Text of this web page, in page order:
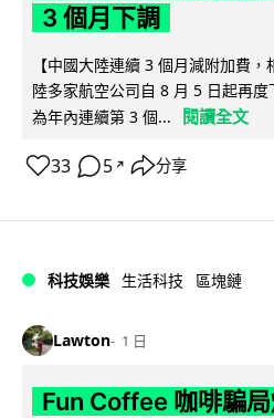
3 個月下調
【中國大陸連續 3 個月減附加費
陸多家航空公司自 8 月 5 日起再度
為年內連續第 3 個...
閱讀全文
33 5 ↗ 分享
科技娛樂 生活科技 區塊鏈
Lawton 1 日
Fun Coffee 咖啡騙